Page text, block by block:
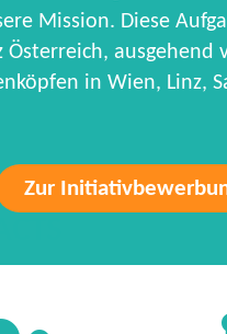
Mission. Diese
Österreich, ausgehend
in Wien, Linz,
Zur